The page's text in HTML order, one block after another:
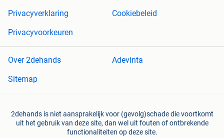
Privacyverklaring
Cookiebeleid
Privacyvoorkeuren
Over 2dehands
Adevinta
Sitemap
2dehands is niet aansprakelijk voor (gevolg)schade die voortkomt
uit het gebruik van deze site, dan wel uit fouten of ontbrekende
functionaliteiten op deze site.